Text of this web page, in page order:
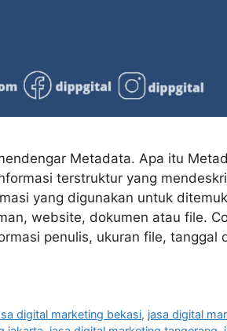
Metadata. Apa itu
terstruktur yang
yang digunakan untuk
website, dokumen atau file.
penulis, ukuran file, tanggal
digital marketing bekasi, jasa digital